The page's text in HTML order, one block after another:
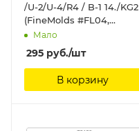
/U-2/U-4/R4 / B-1 14./KG2
(FineMolds #FL04,
#FL09, #FL10, #FP14) +
маски на диски и
колеса KV Models
Мало
295 руб./шт
В корзину